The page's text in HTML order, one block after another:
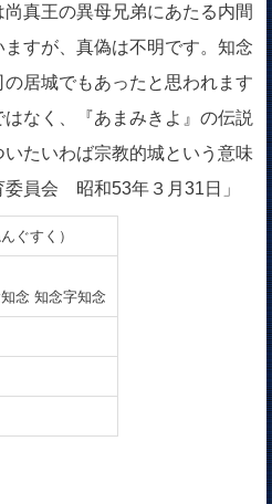
真王の異母兄弟にあたる内間
すが、真偽は不明です。知念
居城でもあったと思われます
なく、『あまみきよ』の伝説
たいわば宗教的城という意味
員会 昭和53年３月31日」
ぐすく）
念 知念字知念